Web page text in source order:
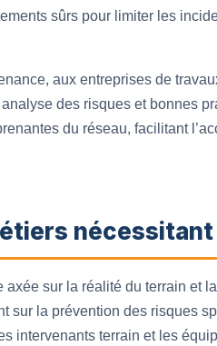
sûrs pour limiter les
aux entreprises de
des risques et bonnes
du réseau, facilitant
nécessitant
sur la réalité du terrain et
sur la prévention des risques
intervenants terrain et les